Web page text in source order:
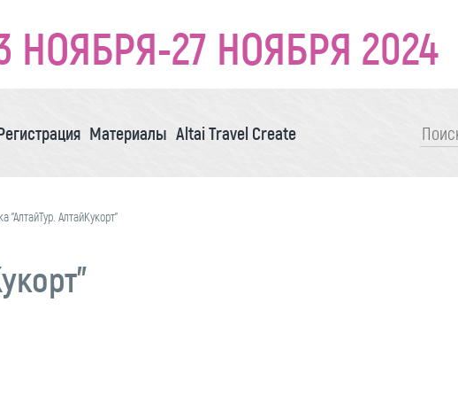
НОЯБРЯ-27 НОЯБРЯ 2024
Материалы Altai Travel Create
"АлтайТур. АлтайКукорт"